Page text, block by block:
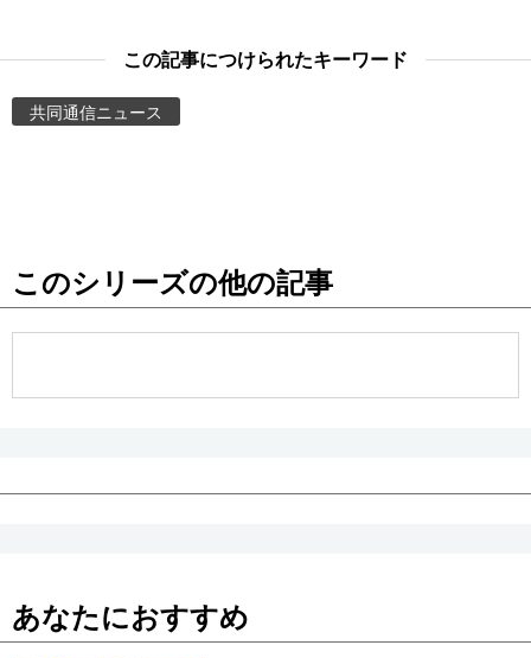
People
この記事につけられたキーワード
共同通信ニュース
このシリーズの他の記事
あなたにおすすめ